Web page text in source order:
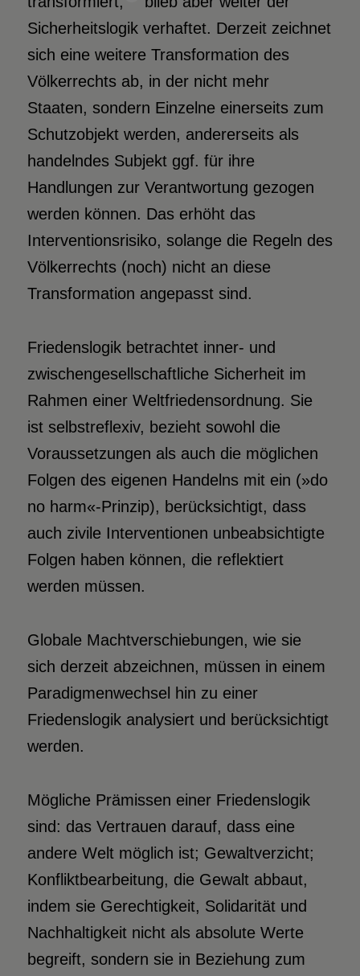
Sicherheitslogik verhaftet. Derzeit zeichnet
sich eine weitere Transformation des
Völkerrechts ab, in der nicht mehr
Staaten, sondern Einzelne einerseits zum
Schutzobjekt werden, andererseits als
handelndes Subjekt ggf. für ihre
Handlungen zur Verantwortung gezogen
werden können. Das erhöht das
Interventionsrisiko, solange die Regeln des
Völkerrechts (noch) nicht an diese
Transformation angepasst sind.
Friedenslogik betrachtet inner- und
zwischengesellschaftliche Sicherheit im
Rahmen einer Weltfriedensordnung. Sie
ist selbstreflexiv, bezieht sowohl die
Voraussetzungen als auch die möglichen
Folgen des eigenen Handelns mit ein (»do
no harm«-Prinzip), berücksichtigt, dass
auch zivile Interventionen unbeabsichtigte
Folgen haben können, die reflektiert
werden müssen.
Globale Machtverschiebungen, wie sie
sich derzeit abzeichnen, müssen in einem
Paradigmenwechsel hin zu einer
Friedenslogik analysiert und berücksichtigt
werden.
Mögliche Prämissen einer Friedenslogik
sind: das Vertrauen darauf, dass eine
andere Welt möglich ist; Gewaltverzicht;
Konfliktbearbeitung, die Gewalt abbaut,
indem sie Gerechtigkeit, Solidarität und
Nachhaltigkeit nicht als absolute Werte
begreift, sondern sie in Beziehung zum